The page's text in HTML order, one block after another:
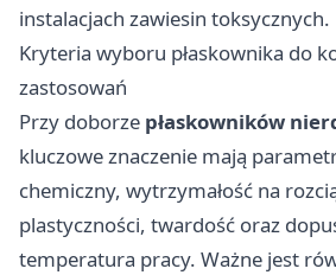
instalacjach zawiesin toksycznych.
Kryteria wyboru płaskownika do
zastosowań
Przy doborze płaskowników
kluczowe znaczenie mają
chemiczny, wytrzymałość na
plastyczności, twardość oraz
temperatura pracy. Ważne jest